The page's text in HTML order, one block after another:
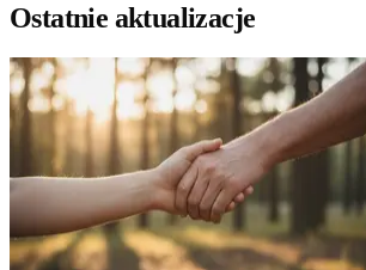
Ostatnie aktualizacje